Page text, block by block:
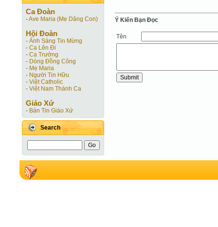
Ca Ðoàn
-Ave Maria (Mẹ Dâng Con)
Hội Ðoàn
- Ánh Sáng Tin Mừng
- Ca Lên Đi
- Ca Trưởng
- Dòng Đồng Công
- Mẹ Maria
- Người Tin Hữu
- Việt Catholic
- Việt Nam Thánh Ca
Giáo Xứ
- Bản Tin Giáo Xứ
Search
Ý Kiến Bạn Ðọc
Tên